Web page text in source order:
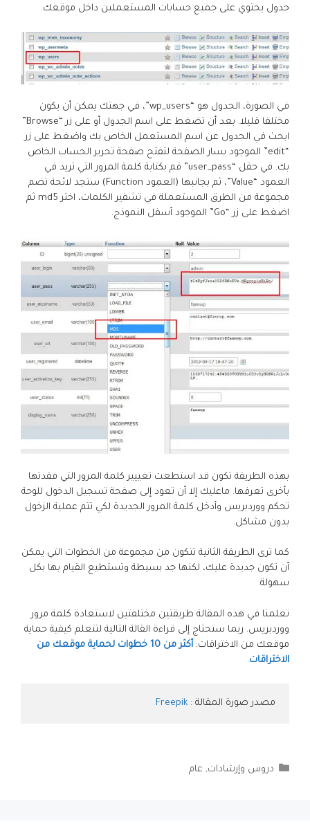
جدول يحتوي على جميع حسابات المستعملين داخل موقعك.
في الصورة، الجدول هو “wp_users”، في جهتك يمكن أن يكون
مختلفا قليلا. بعد أن تضغط على اسم الجدول أو على زر “Browse”
ابحث في الجدول عن اسم المستعمل الخاص بك واضغط على زر
“edit” الموجود يسار الصفحة لتفتح صفحة تحرير الحساب الخاص
بك. في حقل “user_pass” قم بكتابة كلمة المرور التي تريد في
العمود “Value”، ثم بجانبها (العمود Function) ستجد لائحة تضم
مجموعة من الطرق المستعملة في تشفير الكلمات، اختر md5 ثم
اضغط على زر “Go” الموجود أسفل النموذج.
بهذه الطريقة تكون قد استطعت تغييير كلمة المرور التي فقدتها
بأخرى تعرفها. ماعليك إلا أن تعود إلى صفحة تسجيل الدخول للوحة
تحكم ووردبريس وأدخل كلمة المرور الجديدة لكي تتم عملية الزخول
بدون مشاكل.
كما ترى الطريقة الثانية تتكون من مجموعة من الخطوات التي يمكن
أن تكون جديدة عليك، لكنها جد بسيطة وتستطيع القيام بها بكل
سهولة.
تعلمنا في هذه المقالة طريقتين مختلفتين لاستعادة كلمة مرور
ووردبريس. ربما ستحتاج إلى قراءة القالة التالية لتتعلم كيفية حماية
موقعك من الاختراقات:
أكثر من 10 خطوات لحماية موقعك من
الاختراقات.
مصدر صورة المقالة : Freepik
التصنيفات
دروس وإرشادات, عام